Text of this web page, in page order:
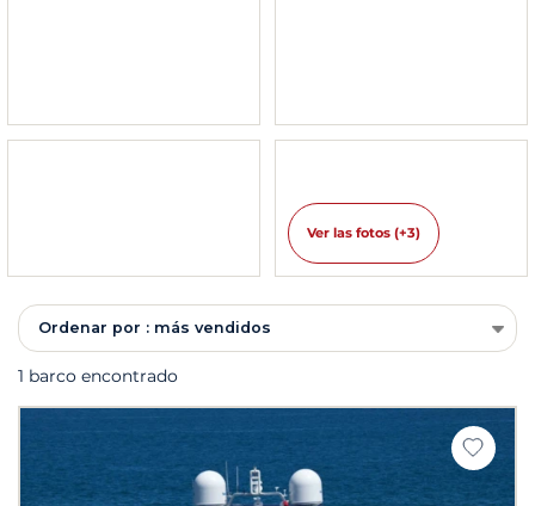
Ver las fotos (+3)
Ordenar por : más vendidos
1 barco encontrado